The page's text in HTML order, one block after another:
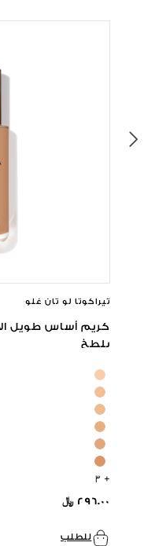
تيراكوتا لو تان غلو
كريم أساس طويل
يلطخ
+ ٣
٢٩٦.٠٠ ﷼
للطلب